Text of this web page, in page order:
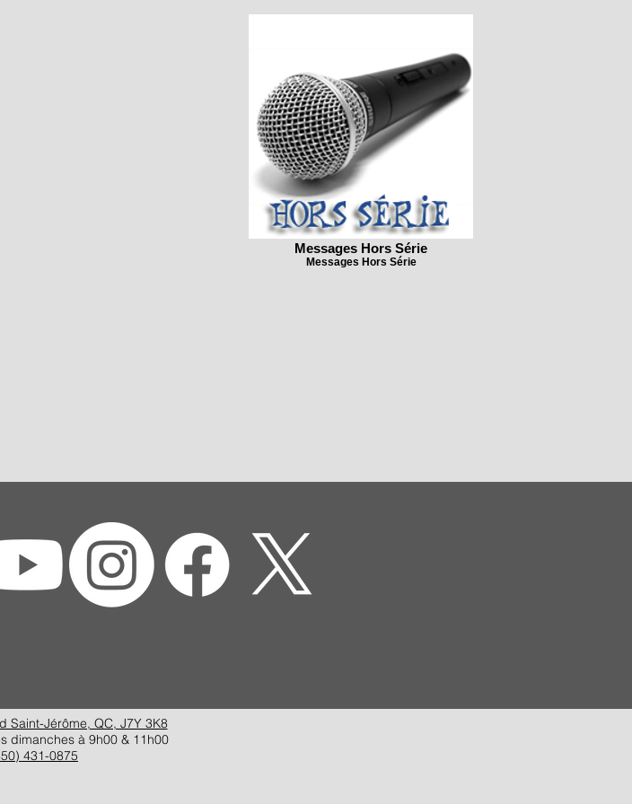
Messages Hors Série
Messages Hors Série
Saint-Jérôme, QC, J7Y 3K8
dimanches à 9h00 & 11h00
431-0875